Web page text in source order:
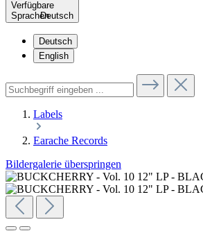
Deutsch
Deutsch
English
Labels
Earache Records
Bildergalerie überspringen